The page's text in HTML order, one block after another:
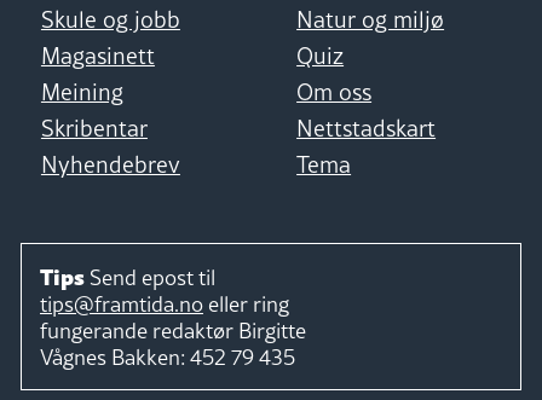
Skule og jobb
Natur og miljø
Magasinett
Quiz
Meining
Om oss
Skribentar
Nettstadskart
Nyhendebrev
Tema
Tips Send epost til
tips@framtida.no eller ring
fungerande redaktør Birgitte
Vågnes Bakken: 452 79 435